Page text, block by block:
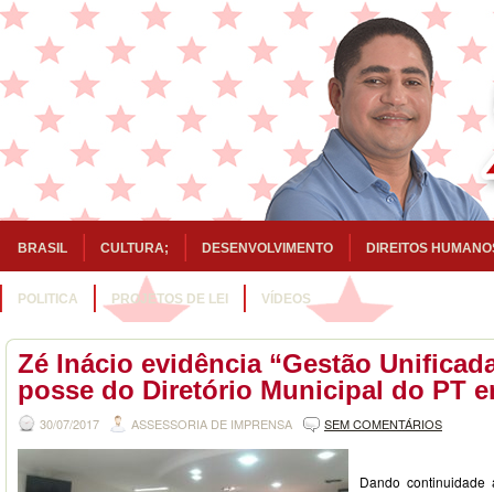
BRASIL CULTURA; DESENVOLVIMENTO DIREITOS
POLITICA PROJETOS DE LEI VÍDEOS
Zé Inácio evidência “Gestão
posse do Diretório Municipal do PT
30/07/2017 ASSESSORIA DE IMPRENSA SEM COMENTÁRIOS
Dando continuidade